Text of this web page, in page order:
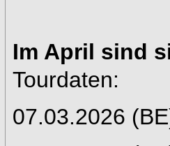
Im April sind
Tourdaten:
07.03.2026